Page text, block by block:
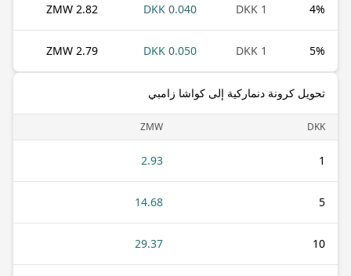
4%
1 DKK
0.040 DKK
2.82 ZMW
5%
1 DKK
0.050 DKK
2.79 ZMW
تحويل كرونة دنماركية إلى كواشا زامبي
DKK
ZMW
1
2.93
5
14.68
10
29.37